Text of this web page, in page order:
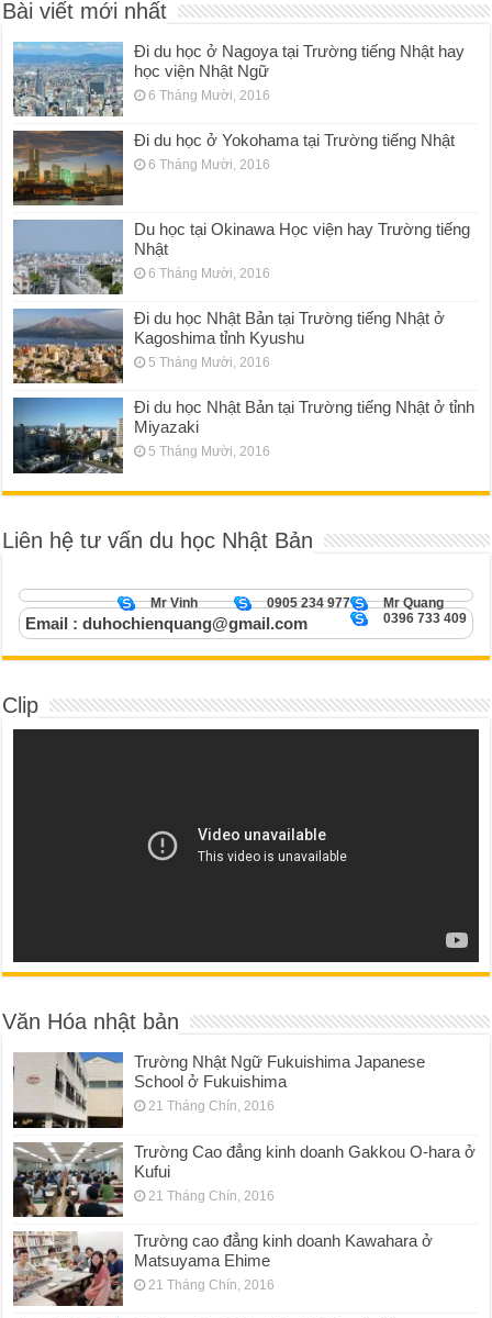
Bài viết mới nhất
Đi du học ở Nagoya tại Trường tiếng Nhật hay
học viện Nhật Ngữ
6 Tháng Mười, 2016
Đi du học ở Yokohama tại Trường tiếng Nhật
6 Tháng Mười, 2016
Du học tại Okinawa Học viện hay Trường tiếng
Nhật
6 Tháng Mười, 2016
Đi du học Nhật Bản tại Trường tiếng Nhật ở
Kagoshima tỉnh Kyushu
5 Tháng Mười, 2016
Đi du học Nhật Bản tại Trường tiếng Nhật ở tỉnh
Miyazaki
5 Tháng Mười, 2016
Liên hệ tư vấn du học Nhật Bản
Mr Quang
0905 234 977
Mr Vinh
0396 733 409
Email : duhochienquang@gmail.com
Clip
Văn Hóa nhật bản
Trường Nhật Ngữ Fukuishima Japanese
School ở Fukuishima
21 Tháng Chín, 2016
Trường Cao đẳng kinh doanh Gakkou O-hara ở
Kufui
21 Tháng Chín, 2016
Trường cao đẳng kinh doanh Kawahara ở
Matsuyama Ehime
21 Tháng Chín, 2016